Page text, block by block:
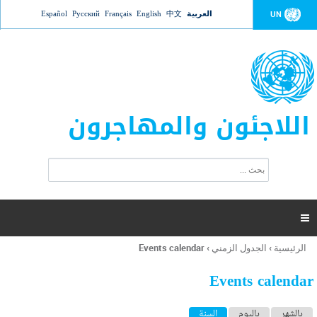
Jump to navigation UN العربية 中文
English
Français
Русский
Español
اللاجئون والمهاجرون
ت
ر
ل
ح
ب

أنت
هنا
الرئيسية › الجدول الزمني ›
Events calendar
Events calendar